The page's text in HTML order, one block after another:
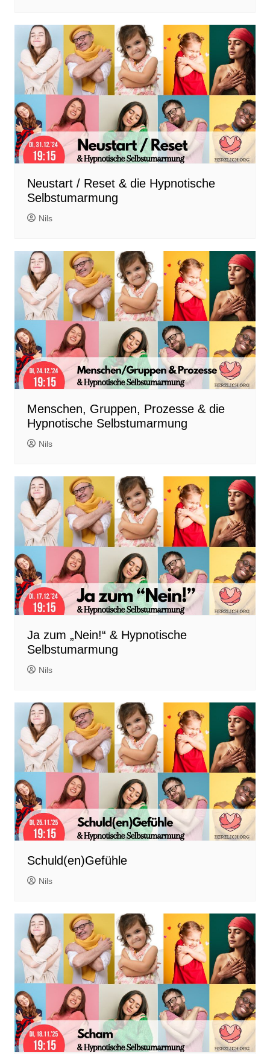
Neustart / Reset & die Hypnotische
Selbstumarmung
Nils
Menschen, Gruppen, Prozesse & die
Hypnotische Selbstumarmung
Nils
Ja zum „Nein!“ & Hypnotische
Selbstumarmung
Nils
Schuld(en)Gefühle
Nils